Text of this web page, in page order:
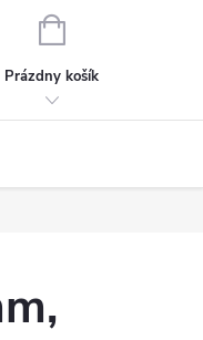
NÁKUPNÝ
Prázdny košík